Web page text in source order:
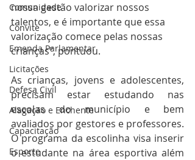
Comunidade
Convite
Emenda Parlamentar
Licitações
Defesa Civil
Alagação e Enchente
Capacitação
Esporte
nossa gestão valorizar nossos
talentos, e é importante que essa
valorização comece pelas nossas
crianças”, pontuou.
As crianças, jovens e adolescentes,
precisam estar estudando nas
escolas do município e bem
avaliados por gestores e professores.
O programa da escolinha visa inserir
o estudante na área esportiva além